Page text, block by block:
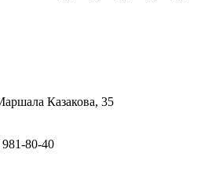
Казакова, 35
80-40